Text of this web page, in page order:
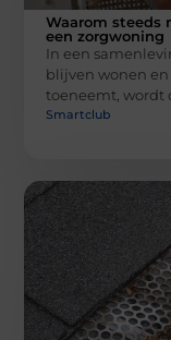
Waarom steeds
een zorgwoning
In een
blijven wonen en
toeneemt, wordt
Smartclub